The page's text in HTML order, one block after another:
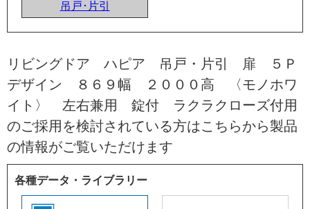
吊戸･片引
リビングドア ハピア 吊戸・片引 扉 ５Ｐ
デザイン ８６９幅 ２０００高 〈モノホワ
イト〉 左右兼用 錠付 ラクラクローズ付用
のご採用を検討されている方はこちらから製品
の情報がご覧いただけます
各種データ・ライブラリー